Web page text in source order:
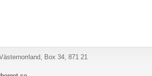
Box 34, 871 21